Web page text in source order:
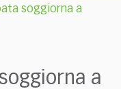
soggiorna a
a